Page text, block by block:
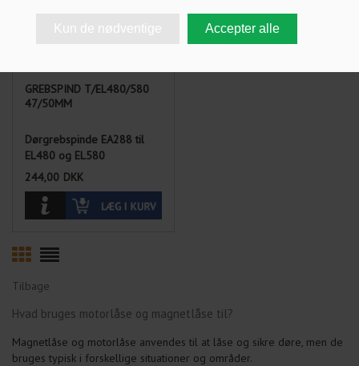
GREBSPIND T/EL480/580
47/50MM
Dørgrebspinde EA288 til
EL480 og EL580
Læs mere og vælg variant
Anvendelse:
grebsfallerør.
Kan også anvendes til
med Din/værk -cylindre,
adapter fra 9x9 til 8x8xmm
244,00 DKK
Tilbage
Hvad bruges motorlåse og magnetlåse til?
Magnetlåse og motorlåse anvendes til at låse og sikre døre, men de
bruges typisk i forskellige situationer og områder.